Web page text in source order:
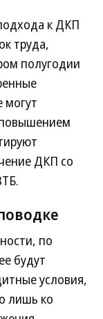
к ДКП
труда,
полугодии
ДКП со
по
будут
условия,
лишь ко